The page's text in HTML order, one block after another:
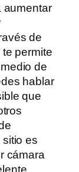
aumentar
de
permite
de
hablar
que
es
cámara